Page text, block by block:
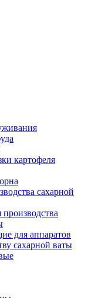
картофеля
сахарной
для аппаратов
сахарной ваты